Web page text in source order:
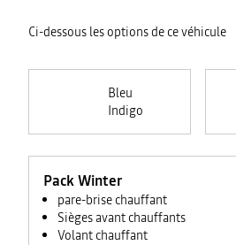
Ci-dessous les options de ce véhicule
Bleu
Indigo
Pack Winter
pare-brise chauffant
Sièges avant chauffants
Volant chauffant